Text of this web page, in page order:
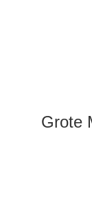
Grote